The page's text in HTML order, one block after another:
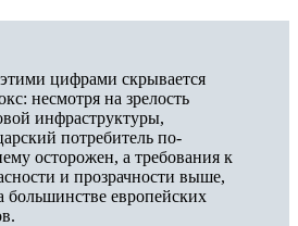
развитие маркетплейсов в
и логистика
для бизнеса и
цифрами скрывается
несмотря на зрелость
инфраструктуры,
потребитель по-
осторожен, а требования к
и прозрачности выше,
большинстве европейских